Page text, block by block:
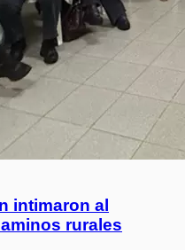
intimaron al
rurales